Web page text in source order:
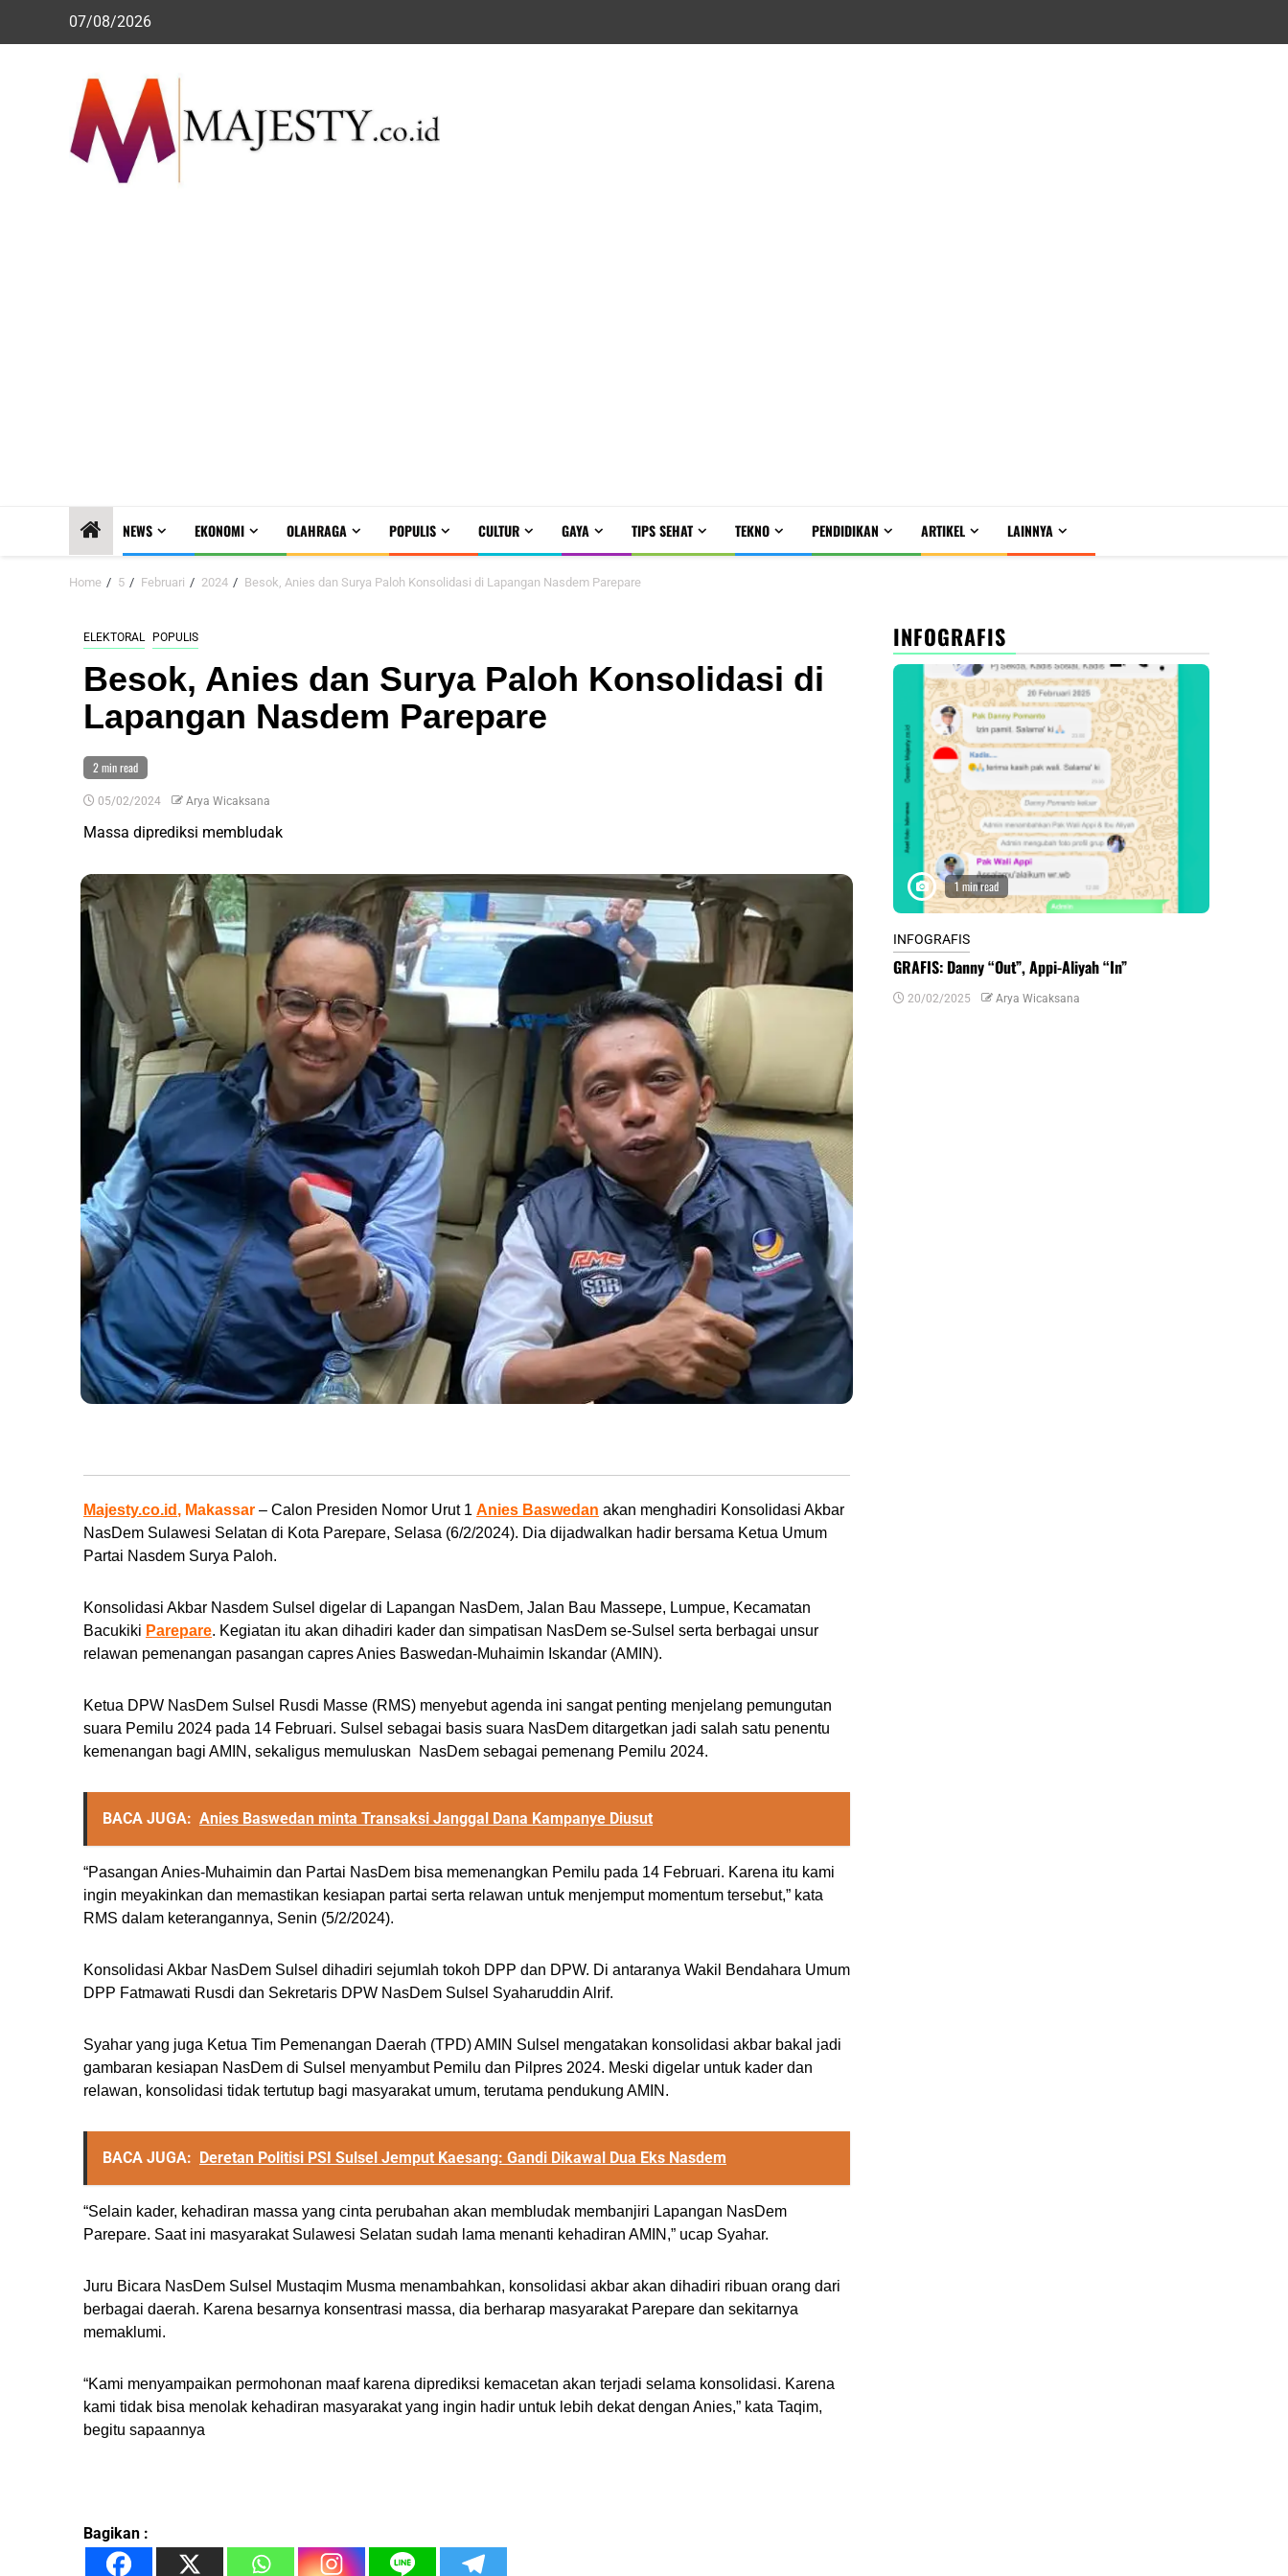
07/08/2026
NEWS EKONOMI OLAHRAGA POPULIS CULTUR GAYA TIPS SEHAT TEKNO PENDIDIKAN ARTIKEL LAINNYA
Home 5 Februari 2024 Besok, Anies dan Surya Paloh Konsolidasi di Lapangan Nasdem Parepare
ELEKTORAL POPULIS
Besok, Anies dan Surya Paloh Konsolidasi di
Lapangan Nasdem Parepare
2 min read
05/02/2024 Arya Wicaksana
Massa diprediksi membludak
Majesty.co.id , Makassar – Calon Presiden Nomor Urut 1 Anies Baswedan akan menghadiri Konsolidasi Akbar
NasDem Sulawesi Selatan di Kota Parepare, Selasa (6/2/2024). Dia dijadwalkan hadir bersama Ketua Umum
Partai Nasdem Surya Paloh.
Konsolidasi Akbar Nasdem Sulsel digelar di Lapangan NasDem, Jalan Bau Massepe, Lumpue, Kecamatan
Bacukiki Parepare. Kegiatan itu akan dihadiri kader dan simpatisan NasDem se-Sulsel serta berbagai unsur
relawan pemenangan pasangan capres Anies Baswedan-Muhaimin Iskandar (AMIN).
Ketua DPW NasDem Sulsel Rusdi Masse (RMS) menyebut agenda ini sangat penting menjelang pemungutan
suara Pemilu 2024 pada 14 Februari. Sulsel sebagai basis suara NasDem ditargetkan jadi salah satu penentu
kemenangan bagi AMIN, sekaligus memuluskan NasDem sebagai pemenang Pemilu 2024.
BACA JUGA: Anies Baswedan minta Transaksi Janggal Dana Kampanye Diusut
“Pasangan Anies-Muhaimin dan Partai NasDem bisa memenangkan Pemilu pada 14 Februari. Karena itu kami
ingin meyakinkan dan memastikan kesiapan partai serta relawan untuk menjemput momentum tersebut,” kata
RMS dalam keterangannya, Senin (5/2/2024).
Konsolidasi Akbar NasDem Sulsel dihadiri sejumlah tokoh DPP dan DPW. Di antaranya Wakil Bendahara Umum
DPP Fatmawati Rusdi dan Sekretaris DPW NasDem Sulsel Syaharuddin Alrif.
Syahar yang juga Ketua Tim Pemenangan Daerah (TPD) AMIN Sulsel mengatakan konsolidasi akbar bakal jadi
gambaran kesiapan NasDem di Sulsel menyambut Pemilu dan Pilpres 2024. Meski digelar untuk kader dan
relawan, konsolidasi tidak tertutup bagi masyarakat umum, terutama pendukung AMIN.
BACA JUGA: Deretan Politisi PSI Sulsel Jemput Kaesang: Gandi Dikawal Dua Eks Nasdem
“Selain kader, kehadiran massa yang cinta perubahan akan membludak membanjiri Lapangan NasDem
Parepare. Saat ini masyarakat Sulawesi Selatan sudah lama menanti kehadiran AMIN,” ucap Syahar.
Juru Bicara NasDem Sulsel Mustaqim Musma menambahkan, konsolidasi akbar akan dihadiri ribuan orang dari
berbagai daerah. Karena besarnya konsentrasi massa, dia berharap masyarakat Parepare dan sekitarnya
memaklumi.
“Kami menyampaikan permohonan maaf karena diprediksi kemacetan akan terjadi selama konsolidasi. Karena
kami tidak bisa menolak kehadiran masyarakat yang ingin hadir untuk lebih dekat dengan Anies,” kata Taqim,
begitu sapaannya
Bagikan :
INFOGRAFIS
1 min read
INFOGRAFIS
GRAFIS: Danny “Out”, Appi-Aliyah “In”
20/02/2025 Arya Wicaksana